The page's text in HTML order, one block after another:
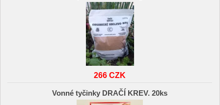
266 CZK
Vonné tyčinky DRAČÍ KREV. 20ks